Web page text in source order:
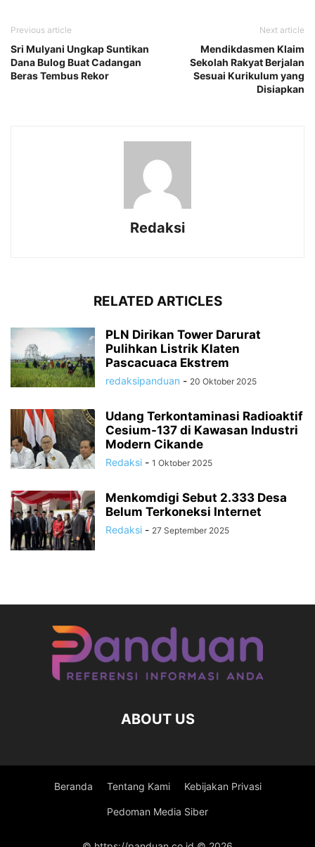
Previous article
Sri Mulyani Ungkap Suntikan
Dana Bulog Buat Cadangan
Beras Tembus Rekor
Next article
Mendikdasmen Klaim
Sekolah Rakyat Berjalan
Sesuai Kurikulum yang
Disiapkan
Redaksi
RELATED ARTICLES
PLN Dirikan Tower Darurat
Pulihkan Listrik Klaten
Pascacuaca Ekstrem
redaksipanduan - 20 Oktober 2025
Udang Terkontaminasi Radioaktif
Cesium-137 di Kawasan Industri
Modern Cikande
Redaksi - 1 Oktober 2025
Menkomdigi Sebut 2.333 Desa
Belum Terkoneksi Internet
Redaksi - 27 September 2025
ABOUT US
Beranda Tentang Kami Kebijakan Privasi
Pedoman Media Siber